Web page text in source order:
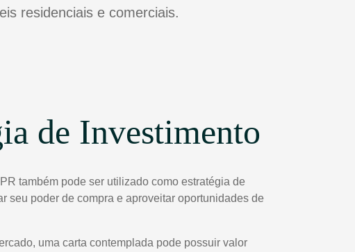
residenciais e comerciais.
de Investimento
também pode ser utilizado como estratégia de
seu poder de compra e aproveitar oportunidades de
uma carta contemplada pode possuir valor